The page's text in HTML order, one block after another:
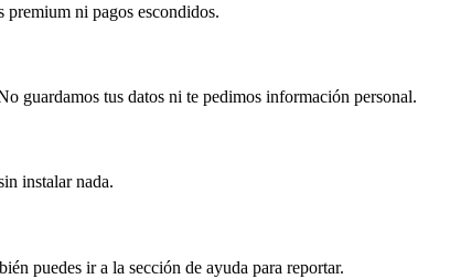
premium ni pagos escondidos.
guardamos tus datos ni te pedimos información personal.
instalar nada.
puedes ir a la sección de ayuda para reportar.